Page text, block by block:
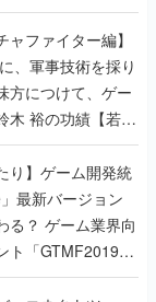
ャファイター編】
、軍事技術を採り
方につけて、ゲー
木 裕の功績【若ゲ
り】ゲーム開発統
最新バージョン
る？ ゲーム業界向
ト「GTMF2019」
めよう【PR】